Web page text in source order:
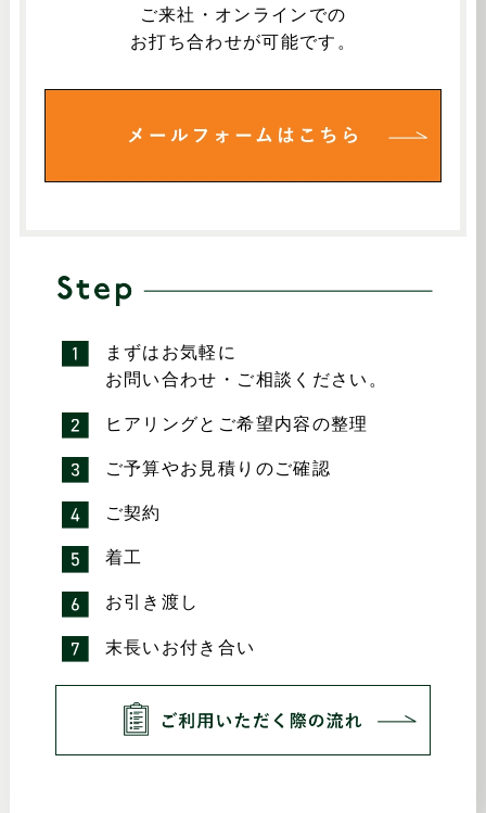
ご来社・オンラインでの
お打ち合わせが可能です。
まずはお気軽に
お問い合わせ・ご相談ください。
ヒアリングとご希望内容の整理
ご予算やお見積りのご確認
ご契約
着工
お引き渡し
末長いお付き合い